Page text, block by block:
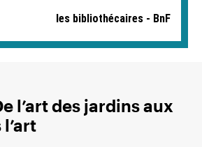
les bibliothécaires - BnF
l’art des jardins aux